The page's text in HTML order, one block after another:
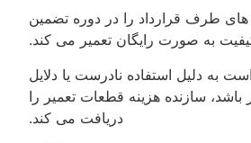
های طرف قرارداد را در دوره تضمین
به صورت رایگان تعمیر می کند.
به دلیل استفاده نادرست یا دلایل
سازنده هزینه قطعات تعمیر را
دریافت می کند.